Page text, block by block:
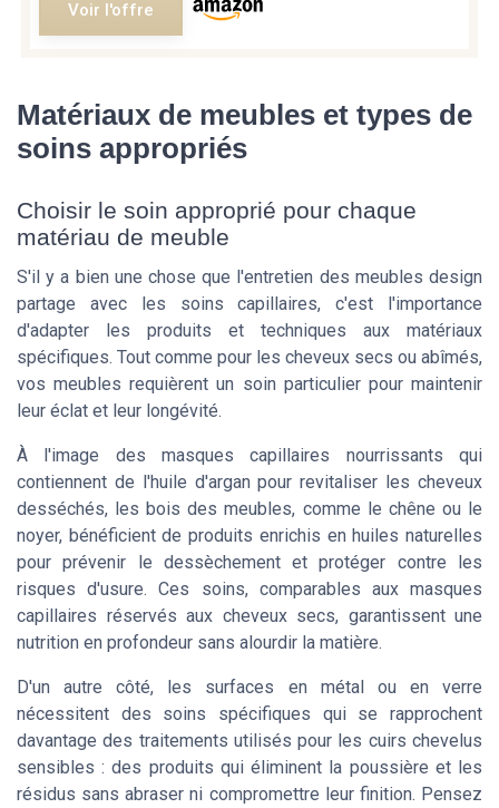
Voir l'offre
Matériaux de meubles et types de
soins appropriés
Choisir le soin approprié pour chaque
matériau de meuble
S'il y a bien une chose que l'entretien des meubles design
partage avec les soins capillaires, c'est l'importance
d'adapter les produits et techniques aux matériaux
spécifiques. Tout comme pour les cheveux secs ou abîmés,
vos meubles requièrent un soin particulier pour maintenir
leur éclat et leur longévité.
À l'image des masques capillaires nourrissants qui
contiennent de l'huile d'argan pour revitaliser les cheveux
desséchés, les bois des meubles, comme le chêne ou le
noyer, bénéficient de produits enrichis en huiles naturelles
pour prévenir le dessèchement et protéger contre les
risques d'usure. Ces soins, comparables aux masques
capillaires réservés aux cheveux secs, garantissent une
nutrition en profondeur sans alourdir la matière.
D'un autre côté, les surfaces en métal ou en verre
nécessitent des soins spécifiques qui se rapprochent
davantage des traitements utilisés pour les cuirs chevelus
sensibles : des produits qui éliminent la poussière et les
résidus sans abraser ni compromettre leur finition. Pensez